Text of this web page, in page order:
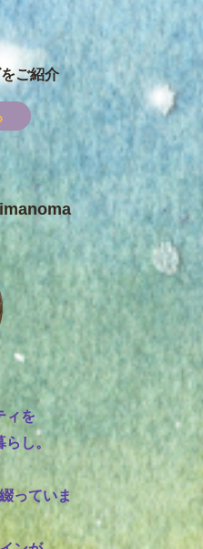
ご紹介
ィを
らし。
っていま